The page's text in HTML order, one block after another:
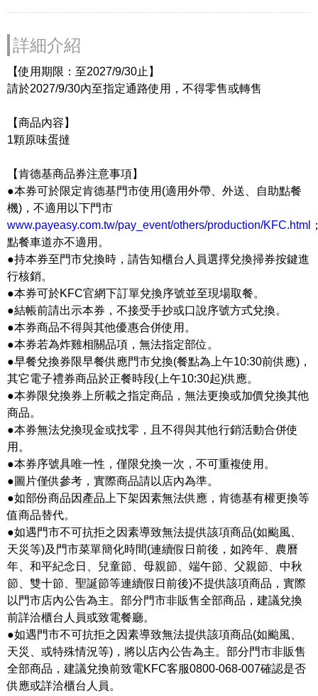
詳細介紹
【使用期限：至2027/9/30止】
請於2027/9/30內至指定通路使用，不得零售或轉售
【商品內容】
1顆原味蛋撻
【肯德基商品券注意事項】
●本券可於限定肯德基門市使用(適用外帶、外送、自助點餐
機)，不適用以下門市
www.payeasy.com.tw/pay_event/others/production/KFC.html
點餐車道亦不適用。
●持本券至門市兌換時，請告知櫃台人員選擇兌換掃券按鍵進
行核銷。
●本券可於KFC官網下訂單兌換序號並至現場取餐。
●結帳前請出示本券，不接受手抄或口說序號方式兌換。
●本券商品不得與其他優惠合併使用。
●本券若為炸雞相關品項，無法指定部位。
●早餐兌換券限早餐供應門市兌換(餐點為上午10:30前供應)，
其它電子禮券商品於正餐時段(上午10:30起)供應。
●本券限兌換券上所載之指定商品，無法更換或加價兌換其他
商品。
●本券無法兌換現金或找零，且不得與其他行銷活動合併使
用。
●本券序號具唯一性，僅限兌換一次，不可重複使用。
●圖片僅供參考，實際商品請以店內為準。
●如部份商品因產品上下架因素無法供應，肯德基有權更換等
值商品替代。
●如遇門市不可抗拒之因素導致無法提供該項商品(如颱風、
天災等)及門市菜單簡化時間(連續假日前後，如跨年、農曆
年、和平紀念日、兒童節、母親節、端午節、父親節、中秋
節、雙十節、聖誕節等連續假日前後)不提供該項商品，實際
以門市店內公告為主。部分門市非販售全部商品，建議兌換
前詳洽櫃台人員或致電餐廳。
●如遇門市不可抗拒之因素導致無法提供該項商品(如颱風、
天災、或特殊情況等)，將以店內公告為主。部分門市非販售
全部商品，建議兌換前致電KFC客服0800-068-007確認是否
供應或詳洽櫃台人員。